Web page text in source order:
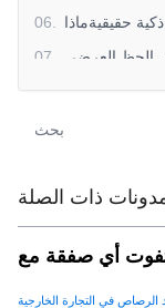
06
حقيقيةماذا
07
الحظ العرضي
08. بالفعل
ذات الصلة
الرصاص في التجارة الخارجية